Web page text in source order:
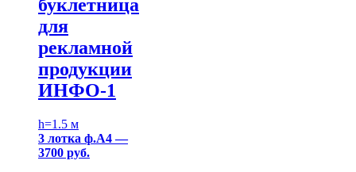
буклетница
для
рекламной
продукции
ИНФО-1
h=1.5 м
3 лотка ф.А4 —
3700 руб.